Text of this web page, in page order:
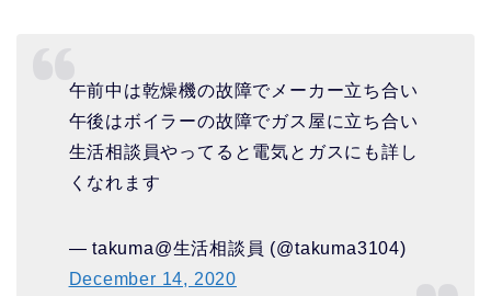
午前中は乾燥機の故障でメーカー立ち合い
午後はボイラーの故障でガス屋に立ち合い
生活相談員やってると電気とガスにも詳し
くなれます
— takuma@生活相談員 (@takuma3104)
December 14, 2020